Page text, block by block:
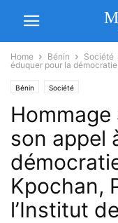
Home Bénin Société
éduquer pour la
Bénin Société
Hommage
son appel
Kpochan,
l’Institut